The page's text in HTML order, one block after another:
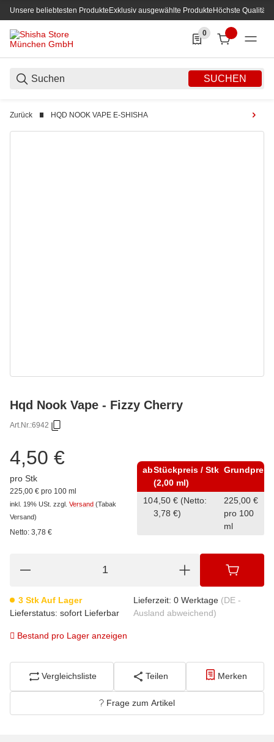
Unsere beliebtesten ProdukteExklusiv ausgewählte ProdukteHöchste Qualität
SUCHEN
0
0 Produkte in der
Zurück HQD NOOK VAPE E-SHISHA
Hqd Nook Vape - Fizzy Cherry
Art.Nr.:6942
4,50 €
pro Stk
225,00 € pro 100 ml
inkl. 19% USt. zzgl. Versand (Tabak
Versand)
Netto: 3,78 €
abStückpreis / Stk
(2,00 ml)
Grundpreis
104,50 € (Netto:
3,78 €)
225,00 €
pro 100
ml
3 Stk Auf Lager
Lieferstatus: sofort Lieferbar
Lieferzeit: 0 Werktage (DE -
Ausland abweichend)
Bestand pro Lager anzeigen
Vergleichsliste Teilen Merken
Frage zum Artikel